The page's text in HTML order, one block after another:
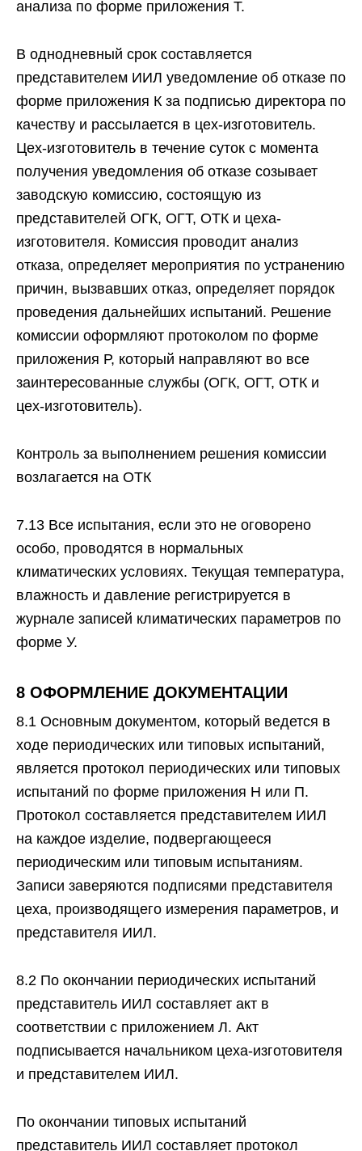
анализа по форме приложения Т.
В однодневный срок составляется
представителем ИИЛ уведомление об отказе по
форме приложения К за подписью директора по
качеству и рассылается в цех-изготовитель.
Цех-изготовитель в течение суток с момента
получения уведомления об отказе созывает
заводскую комиссию, состоящую из
представителей ОГК, ОГТ, ОТК и цеха-
изготовителя. Комиссия проводит анализ
отказа, определяет мероприятия по устранению
причин, вызвавших отказ, определяет порядок
проведения дальнейших испытаний. Решение
комиссии оформляют протоколом по форме
приложения Р, который направляют во все
заинтересованные службы (ОГК, ОГТ, ОТК и
цех-изготовитель).
Контроль за выполнением решения комиссии
возлагается на ОТК
7.13 Все испытания, если это не оговорено
особо, проводятся в нормальных
климатических условиях. Текущая температура,
влажность и давление регистрируется в
журнале записей климатических параметров по
форме У.
8 ОФОРМЛЕНИЕ ДОКУМЕНТАЦИИ
8.1 Основным документом, который ведется в
ходе периодических или типовых испытаний,
является протокол периодических или типовых
испытаний по форме приложения Н или П.
Протокол составляется представителем ИИЛ
на каждое изделие, подвергающееся
периодическим или типовым испытаниям.
Записи заверяются подписями представителя
цеха, производящего измерения параметров, и
представителя ИИЛ.
8.2 По окончании периодических испытаний
представитель ИИЛ составляет акт в
соответствии с приложением Л. Акт
подписывается начальником цеха-изготовителя
и представителем ИИЛ.
По окончании типовых испытаний
представитель ИИЛ составляет протокол